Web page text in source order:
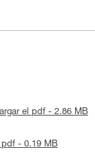
el pdf - 2.86 MB
pdf - 0.19 MB